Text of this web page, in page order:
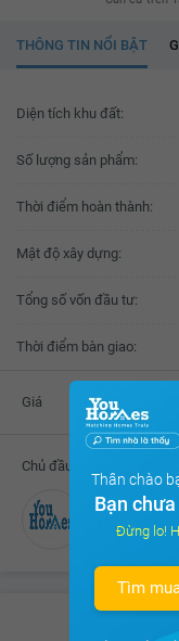
THÔNG TIN NỔI BẬT
Diện tích khu đất:
Số lượng sản phẩm:
Thời điểm hoàn thành:
Mật độ xây dựng:
Tổng số vốn đầu tư:
Thời điểm bàn giao:
Giá
Chủ đầu tư
Đang cập
Thân chào
Bạn
Đừng lo!
Tìm